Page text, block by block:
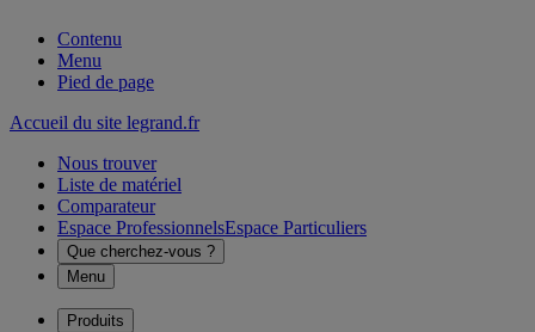
Contenu
Menu
Pied de page
Accueil du site legrand.fr
Nous trouver
Liste de matériel
Comparateur
Espace ProfessionnelsEspace Particuliers
Que cherchez-vous ?
Menu
Produits